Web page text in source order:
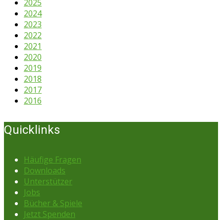
2025
2024
2023
2022
2021
2020
2019
2018
2017
2016
Quicklinks
Häufige Fragen
Downloads
Unterstützer
Jobs
Bücher & Spiele
Jetzt Spenden